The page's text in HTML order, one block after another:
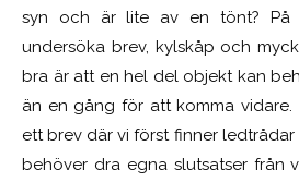
syn och är lite av en tönt? På
undersöka brev, kylskåp och
bra är att en hel del objekt kan
än en gång för att komma vidare.
ett brev där vi först finner
behöver dra egna slutsatser från